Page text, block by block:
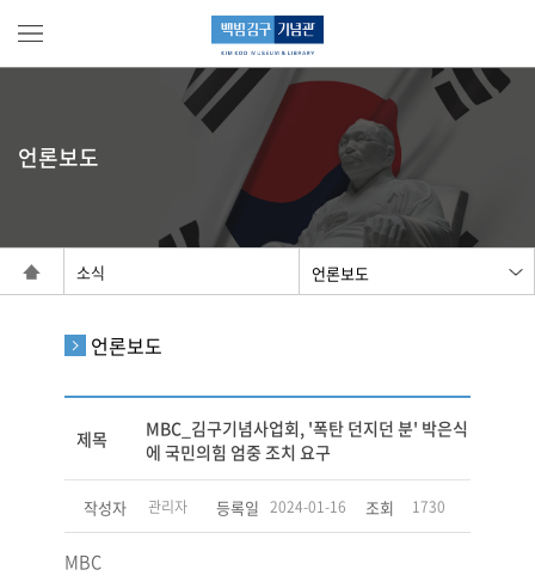
언론보도
소식
언론보도
제목
MBC_김구기념사업회, '폭탄 던지던 분' 박은식
에 국민의힘 엄중 조치 요구
작성자 관리자 등록일 2024-01-16 조회 1730
MBC